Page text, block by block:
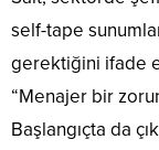
self-tape
gerektiğini ifade
“Menajer bir
Başlangıçta da